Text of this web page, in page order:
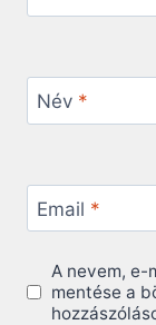
Név *
Email *
A nevem, e-
mentése a